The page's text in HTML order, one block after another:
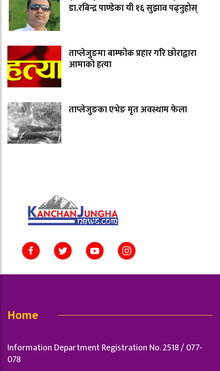
डा.रबिन्द्र पाण्डेका यी १६ सुझाव पढ्नुहोस्
ताप्लेजुङमा बाम्फोक प्रहार गरि छोराद्वारा
आमाको हत्या
ताप्लेजुङका एभेङ मृत अवस्थाम फेला
Home
Information Department Registration No. 2518 / 077-
078